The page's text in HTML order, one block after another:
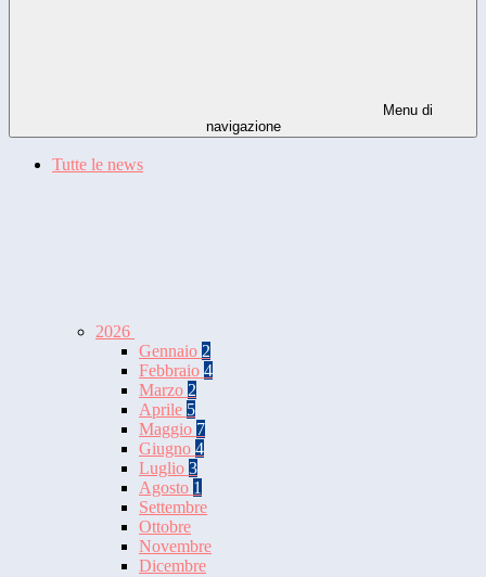
Menu di
navigazione
Tutte le news
2026
Gennaio 2
Febbraio 4
Marzo 2
Aprile 5
Maggio 7
Giugno 4
Luglio 3
Agosto 1
Settembre
Ottobre
Novembre
Dicembre